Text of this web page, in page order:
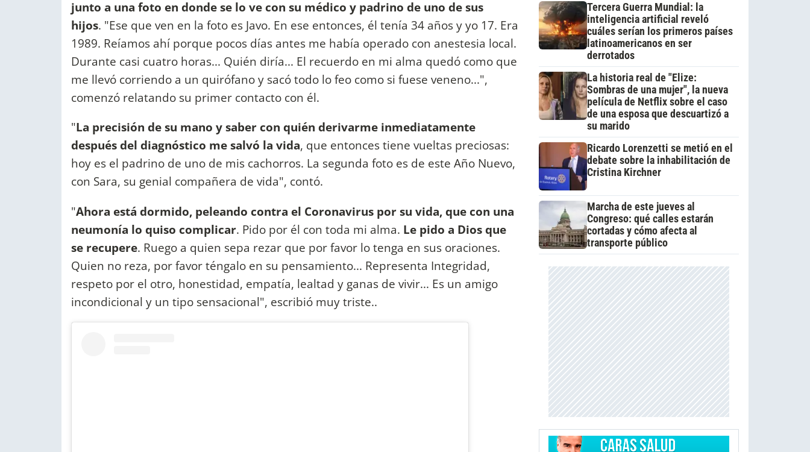
junto a una foto en donde se lo ve con su médico y padrino de uno de sus
hijos. "Ese que ven en la foto es Javo. En ese entonces, él tenía 34 años y yo 17. Era
1989. Reíamos ahí porque pocos días antes me había operado con anestesia local.
Durante casi cuatro horas... Quién diría... El recuerdo en mi alma quedó como que
me llevó corriendo a un quirófano y sacó todo lo feo como si fuese veneno...",
comenzó relatando su primer contacto con él.
"La precisión de su mano y saber con quién derivarme inmediatamente
después del diagnóstico me salvó la vida, que entonces tiene vueltas preciosas:
hoy es el padrino de uno de mis cachorros. La segunda foto es de este Año Nuevo,
con Sara, su genial compañera de vida", contó.
"Ahora está dormido, peleando contra el Coronavirus por su vida, que con una
neumonía lo quiso complicar. Pido por él con toda mi alma. Le pido a Dios que
se recupere. Ruego a quien sepa rezar que por favor lo tenga en sus oraciones.
Quien no reza, por favor téngalo en su pensamiento... Representa Integridad,
respeto por el otro, honestidad, empatía, lealtad y ganas de vivir... Es un amigo
incondicional y un tipo sensacional", escribió muy triste..
Tercera Guerra Mundial: la
inteligencia artificial reveló
cuáles serían los primeros países
latinoamericanos en ser
derrotados
La historia real de "Elize:
Sombras de una mujer", la nueva
película de Netflix sobre el caso
de una esposa que descuartizó a
su marido
Ricardo Lorenzetti se metió en el
debate sobre la inhabilitación de
Cristina Kirchner
Marcha de este jueves al
Congreso: qué calles estarán
cortadas y cómo afecta al
transporte público